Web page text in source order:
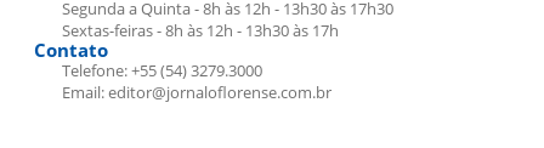
Segunda a Quinta - 8h às 12h - 13h30 às 17h30
Sextas-feiras - 8h às 12h - 13h30 às 17h
Contato
Telefone: +55 (54) 3279.3000
Email: editor@jornaloflorense.com.br